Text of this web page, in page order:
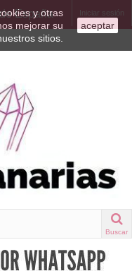
y otras
mejorar su
sitios.
aceptar
Iniciar sesión
España
Buscar